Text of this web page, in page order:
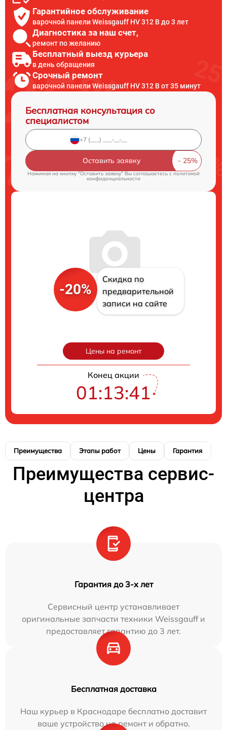
Гарантийное обслуживание
варочной панели Weissgauff HV 312 B до 3 лет
Диагностика за наш счет,
ремонт по желанию
Бесплатный выезд курьера
в день обращения
Срочный ремонт
варочной панели Weissgauff HV 312 B от 35 минут
Бесплатная консультация со
специалистом
Оставить заявку
Нажимая на кнопку "Оставить заявку" Вы соглашаетесь cполитикой
конфиденциальности
-20%
Скидка по
предварительной
записи на сайте
Цены на ремонт
Конец акции
01:13:40
Преимущества Этапы работ Цены Гарантия
Преимущества сервис-
центра
Гарантия до 3-х лет
Сервисный центр устанавливает
оригинальные запчасти техники Weissgauff и
предоставляет гарантию до 3 лет.
Бесплатная доставка
Наш курьер в Краснодаре бесплатно доставит
ваше устройство на ремонт и обратно.